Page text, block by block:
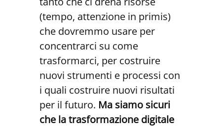
(tempo, attenzione in primis)
che dovremmo usare per
concentrarci su come
trasformarci, per costruire
nuovi strumenti e processi con
i quali costruire nuovi risultati
per il futuro. Ma siamo sicuri
che la trasformazione digitale